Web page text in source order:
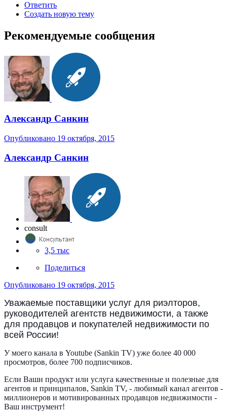
Ответить
Создать новую тему
Рекомендуемые сообщения
Александр Санкин
Опубликовано 19 октября, 2015
Александр Санкин
consult
3,5 тыс
Поделиться
Опубликовано 19 октября, 2015
Уважаемые поставщики услуг для риэлторов,
руководителей агентств недвижимости, а также
для продавцов и покупателей недвижимости по
всей России!
У моего канала в Youtube (Sankin TV) уже более 40 000
просмотров, более 700 подписчиков.
Если Ваши продукт или услуга качественные и полезные для
агентов и принципалов, Sankin TV, - любимый канал агентов -
миллионеров и мотивированных продавцов недвижимости -
Ваш инструмент!